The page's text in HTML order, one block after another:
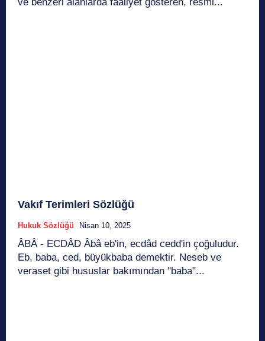
Vakıf Terimleri Sözlüğü
Hukuk Sözlüğü Nisan 10, 2025
ÂBÂ - ECDÂD Âbâ eb'in, ecdâd cedd'in çoğuludur.
Eb, baba, ced, büyükbaba demektir. Neseb ve
veraset gibi hususlar bakımından "baba"...